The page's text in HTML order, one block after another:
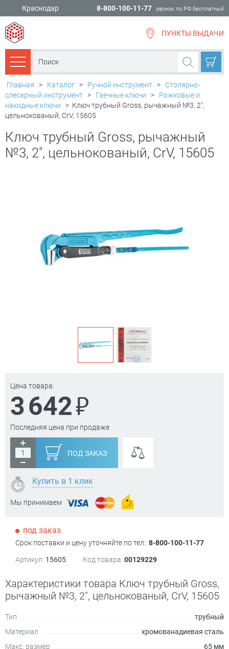
Краснодар 8-800-100-11-77 звонок по РФ бесплатный
ПУНКТЫ ВЫДАЧИ
Каталог товаров
Главная > Каталог > Ручной инструмент >
Столярно-
слесарный инструмент > Гаечные ключи >
Рожковые и
накидные ключи
> Ключ трубный Gross, рычажный №3, 2",
цельнокованый, CrV, 15605
Ключ трубный Gross, рычажный
№3, 2", цельнокованый, CrV, 15605
Цена товара:
3 642₽
Последняя цена при продаже
ПОД ЗАКАЗ
Купить в 1 клик
Мы принимаем
под заказ
Срок поставки и цену уточняйте по тел.: 8-800-100-11-77
Артикул: 15605 Код товара: 00129229
Характеристики товара Ключ трубный Gross,
рычажный №3, 2", цельнокованый, CrV, 15605
Тип
трубный
Материал
хромованадиевая сталь
Макс. размер
65 мм